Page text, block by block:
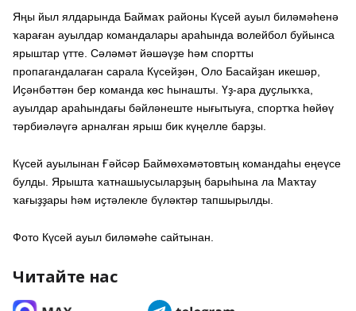
Яңы йыл ялдарында Баймаҡ районы Күсей ауыл биләмәһенә
ҡараған ауылдар командалары араһында волейбол буйынса
ярыштар үтте. Сәләмәт йәшәүҙе һәм спортты
пропагандалаған сарала Күсейҙән, Оло Басайҙан икешәр,
Иҫәнбәттән бер команда көс һынашты. Үҙ-ара дуҫлыҡҡа,
ауылдар араһындағы бәйләнеште нығытыуға, спортҡа һөйөү
тәрбиәләүгә арналған ярыш бик күңелле барҙы.
Күсей ауылынан Ғәйсәр Баймөхәмәтовтың командаһы еңеүсе
булды. Ярышта ҡатнашыусыларҙың барыһына ла Маҡтау
ҡағыҙҙары һәм иҫтәлекле бүләктәр тапшырылды.
Фото Күсей ауыл биләмәһе сайтынан.
Читайте нас